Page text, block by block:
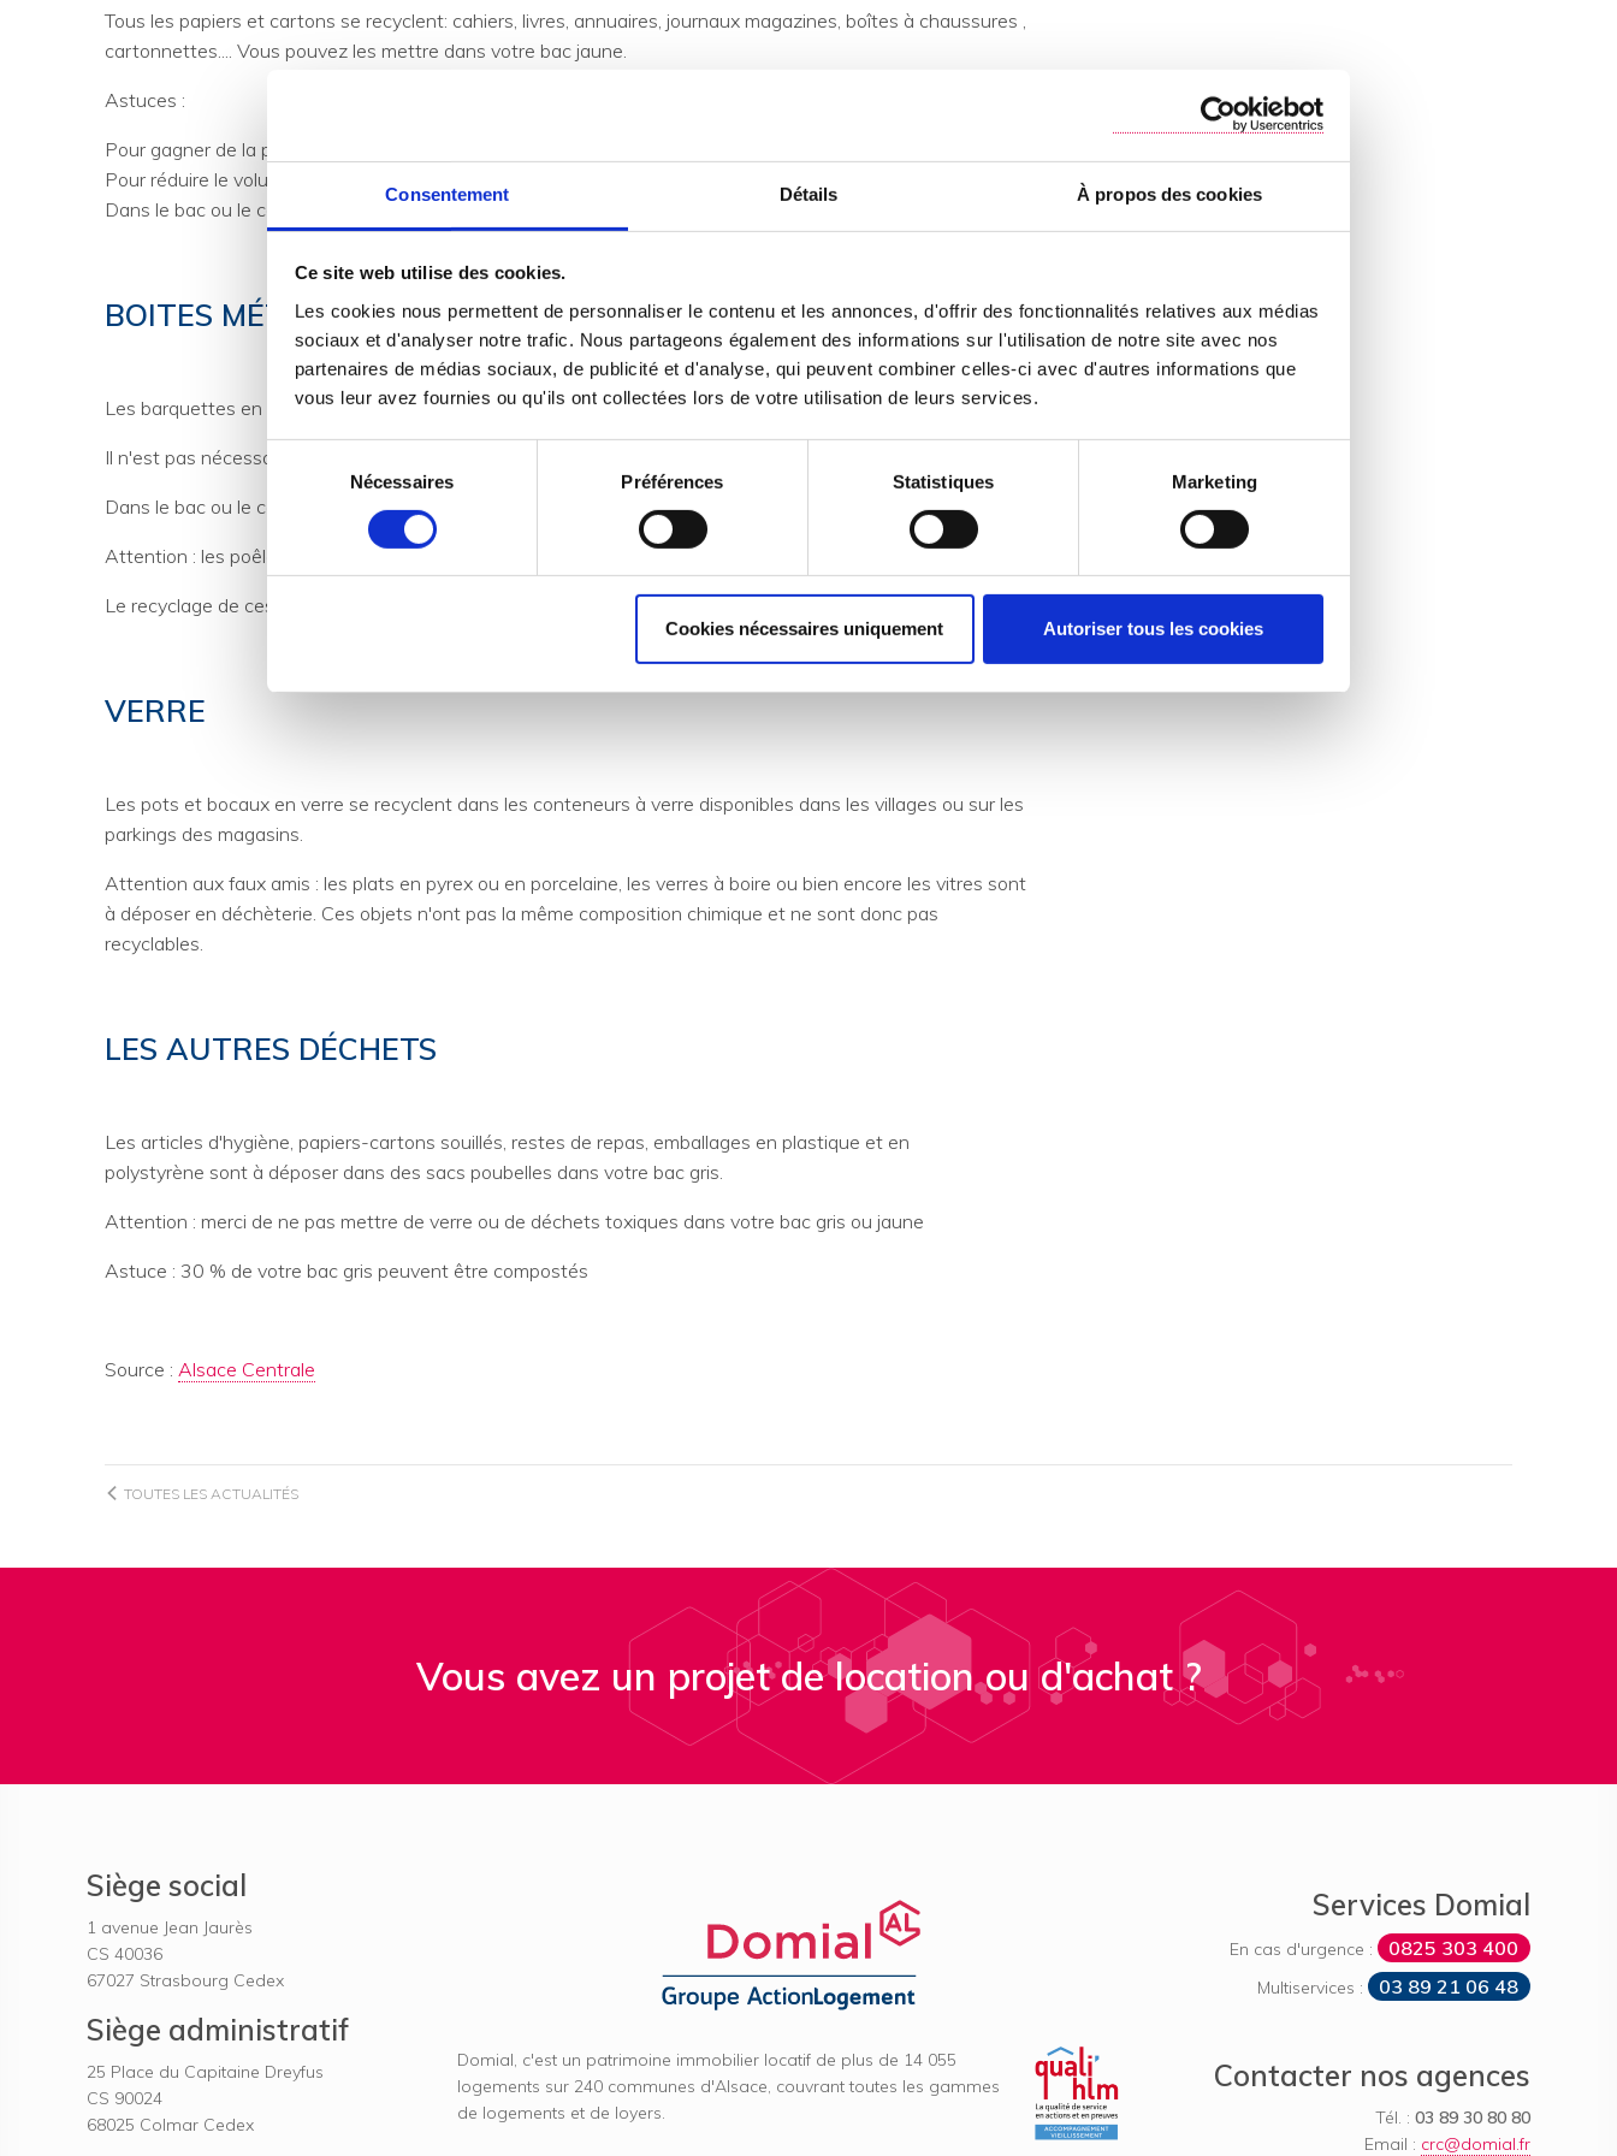
Consentement Détails À propos des cookies
Ce site web utilise des cookies.
Les cookies nous permettent de personnaliser le contenu et les annonces, d'offrir des fonctionnalités relatives aux médias
sociaux et d'analyser notre trafic. Nous partageons également des informations sur l'utilisation de notre site avec nos
partenaires de médias sociaux, de publicité et d'analyse, qui peuvent combiner celles-ci avec d'autres informations que
vous leur avez fournies ou qu'ils ont collectées lors de votre utilisation de leurs services.
Sélection
consentement
Nécessaires Préférences Statistiques Marketing
Cookies nécessaires uniquement Autoriser tous les cookies
Tous les papiers et cartons se recyclent: cahiers, livres, annuaires, journaux magazines, boîtes à chaussures ,
cartonnettes.... Vous pouvez les mettre dans votre bac jaune.
Astuces :
Pour gagner de la place dans votre poubelle, pensez à mettre à plat les emballages en carton.
Pour réduire le volume de papier, mettez un autocollant STOP PUB sur votre boîte aux lettres
Dans le bac ou le conteneur jaune, merci de déposer les emballages en vrac.
BOITES MÉTALLIQUES, AÉROSOLS, CANETTES
Les barquettes en aluminium, cannettes et autres boîtes de conserves sont à déposer dans le bac jaune.
Il n'est pas nécessaire de les laver, seulement de bien les vider.
Dans le bac ou le conteneur jaune, merci de déposer les emballages en vrac.
Attention : les poêles, casseroles ou autres objets en métal doivent être ramenés en déchèterie.
Le recyclage de ces emballages économise beaucoup de ressources naturelles et d'énergie.
VERRE
Les pots et bocaux en verre se recyclent dans les conteneurs à verre disponibles dans les villages ou sur les
parkings des magasins.
Attention aux faux amis : les plats en pyrex ou en porcelaine, les verres à boire ou bien encore les vitres sont
à déposer en déchèterie. Ces objets n'ont pas la même composition chimique et ne sont donc pas
recyclables.
LES AUTRES DÉCHETS
Les articles d'hygiène, papiers-cartons souillés, restes de repas, emballages en plastique et en
polystyrène sont à déposer dans des sacs poubelles dans votre bac gris.
Attention : merci de ne pas mettre de verre ou de déchets toxiques dans votre bac gris ou jaune
Astuce : 30 % de votre bac gris peuvent être compostés
Source : Alsace Centrale
TOUTES LES ACTUALITÉS
Vous avez un projet de location ou d'achat ?
Label Quali’hlm
Domial, c'est un patrimoine immobilier locatif de plus de 14 055
logements sur 240 communes d'Alsace, couvrant toutes les gammes
de logements et de loyers.
Siège social
1 avenue Jean Jaurès
CS 40036
67027 Strasbourg Cedex
Siège administratif
25 Place du Capitaine Dreyfus
CS 90024
68025 Colmar Cedex
Services Domial
En cas d'urgence : 0825 303 400
Multiservices : 03 89 21 06 48
Contacter nos agences
Tél. : 03 89 30 80 80
Email : crc@domial.fr